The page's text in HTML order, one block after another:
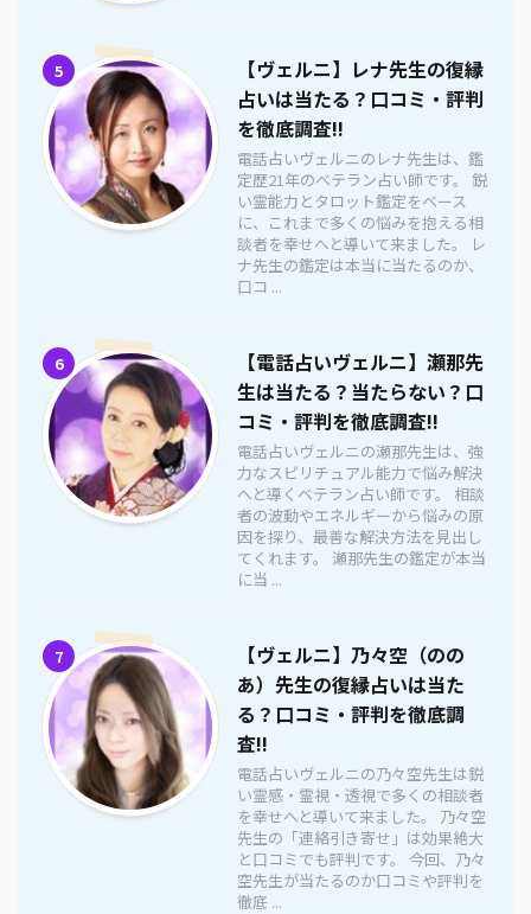
5
【ヴェルニ】レナ先生の復縁
占いは当たる？口コミ・評判
を徹底調査!!
電話占いヴェルニのレナ先生は、鑑
定歴21年のベテラン占い師です。 鋭
い霊能力とタロット鑑定をベース
に、これまで多くの悩みを抱える相
談者を幸せへと導いて来ました。 レ
ナ先生の鑑定は本当に当たるのか、
口コ ...
6
【電話占いヴェルニ】瀬那先
生は当たる？当たらない？口
コミ・評判を徹底調査!!
電話占いヴェルニの瀬那先生は、強
力なスピリチュアル能力で悩み解決
へと導くベテラン占い師です。 相談
者の波動やエネルギーから悩みの原
因を探り、最善な解決方法を見出し
てくれます。 瀬那先生の鑑定が本当
に当 ...
7
【ヴェルニ】乃々空（のの
あ）先生の復縁占いは当た
る？口コミ・評判を徹底調
査!!
電話占いヴェルニの乃々空先生は鋭
い霊感・霊視・透視で多くの相談者
を幸せへと導いて来ました。 乃々空
先生の「連絡引き寄せ」は効果絶大
と口コミでも評判です。 今回、乃々
空先生が当たるのか口コミや評判を
徹底 ...